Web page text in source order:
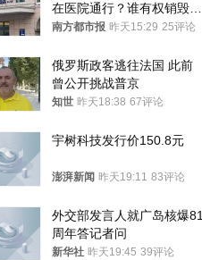
在医院通行？谁有权销毁胚
胎？
南方都市报 昨天15:29 25评论
俄罗斯政客逃往法国 此前
曾公开挑战普京
知世 昨天18:38 67评论
宇树科技发行价150.8元
澎湃新闻 昨天19:11 83评论
外交部发言人就广岛核爆81
周年答记者问
新华社 昨天19:45 39评论